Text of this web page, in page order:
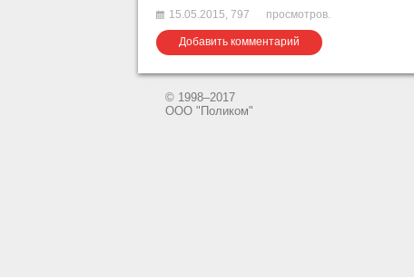
15.05.2015, 797 просмотров.
Добавить комментарий
© 1998–2017
ООО "Поликом"